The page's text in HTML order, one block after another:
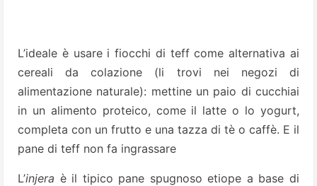
L’ideale è usare i fiocchi di teff come alternativa ai
cereali da colazione (li trovi nei negozi di
alimentazione naturale): mettine un paio di cucchiai
in un alimento proteico, come il latte o lo yogurt,
completa con un frutto e una tazza di tè o caffè. E il
pane di teff non fa ingrassare
L’injera è il tipico pane spugnoso etiope a base di